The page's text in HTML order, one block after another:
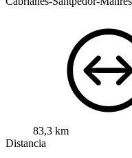
83,3 km
Distancia